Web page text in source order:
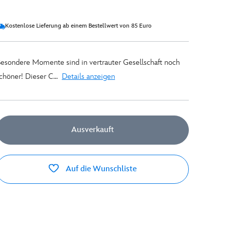
Kostenlose Lieferung ab einem Bestellwert von 85 Euro
Momente sind in vertrauter Gesellschaft noch
Dieser C... Details anzeigen
Ausverkauft
Auf die Wunschliste